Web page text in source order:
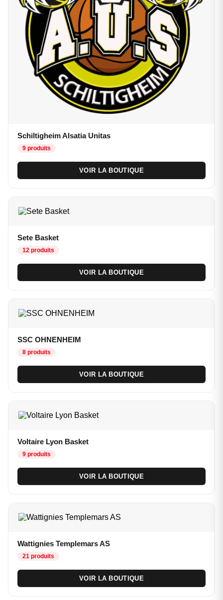
Schiltigheim Alsatia Unitas
9 produits
VOIR LA BOUTIQUE
Sete Basket
12 produits
VOIR LA BOUTIQUE
SSC OHNENHEIM
8 produits
VOIR LA BOUTIQUE
Voltaire Lyon Basket
9 produits
VOIR LA BOUTIQUE
Wattignies Templemars AS
21 produits
VOIR LA BOUTIQUE